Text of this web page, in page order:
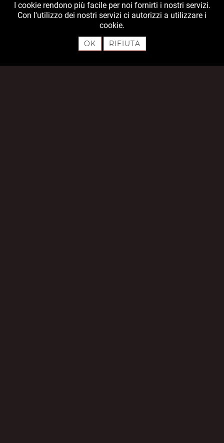
I cookie rendono più facile per noi fornirti i nostri servizi.
Con l'utilizzo dei nostri servizi ci autorizzi a utilizzare i
cookie.
OK RIFIUTA